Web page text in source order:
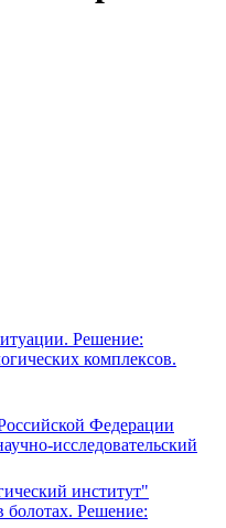
Решение:
комплексов.
Федерации
исследовательский
институт"
Решение: